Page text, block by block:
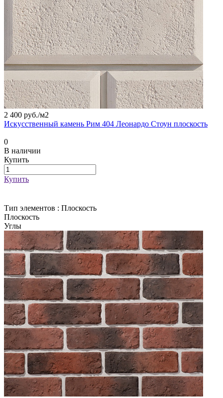
2 400 руб./м2
Искусственный камень Рим 404 Леонардо Стоун плоскость
0
В наличии
Купить
Купить
Тип элементов : Плоскость
Плоскость
Углы